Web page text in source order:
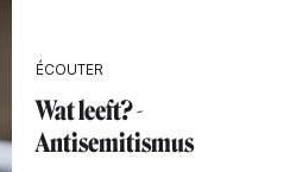
ÉCOUTER
Wat leeft? -
Antisemitismus